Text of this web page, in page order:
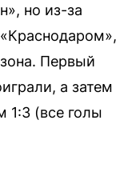
но из-за
Первый
а затем
1:3 (все голы